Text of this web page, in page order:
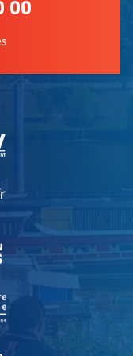
00
, Ouvre une nouvelle
, Ouvre une nouvelle